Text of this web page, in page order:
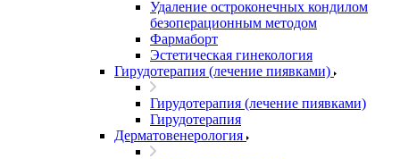
Удаление остроконечных кондилом
безоперационным методом
Фармаборт
Эстетическая гинекология
Гирудотерапия (лечение пиявками)
Гирудотерапия (лечение пиявками)
Гирудотерапия
Дерматовенерология